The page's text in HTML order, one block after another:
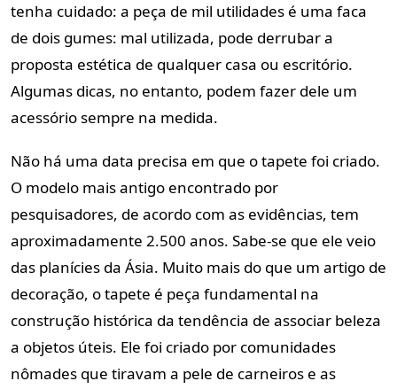
tenha cuidado: a peça de mil utilidades é uma faca
de dois gumes: mal utilizada, pode derrubar a
proposta estética de qualquer casa ou escritório.
Algumas dicas, no entanto, podem fazer dele um
acessório sempre na medida.
Não há uma data precisa em que o tapete foi criado.
O modelo mais antigo encontrado por
pesquisadores, de acordo com as evidências, tem
aproximadamente 2.500 anos. Sabe-se que ele veio
das planícies da Ásia. Muito mais do que um artigo de
decoração, o tapete é peça fundamental na
construção histórica da tendência de associar beleza
a objetos úteis. Ele foi criado por comunidades
nômades que tiravam a pele de carneiros e as